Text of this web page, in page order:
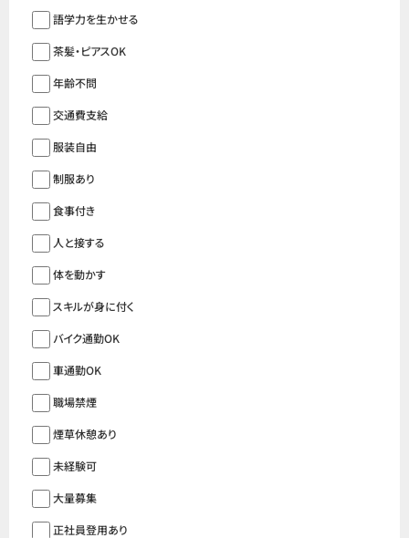
語学力を生かせる
茶髪・ピアスOK
年齢不問
交通費支給
服装自由
制服あり
食事付き
人と接する
体を動かす
スキルが身に付く
バイク通勤OK
車通勤OK
職場禁煙
煙草休憩あり
未経験可
大量募集
正社員登用あり